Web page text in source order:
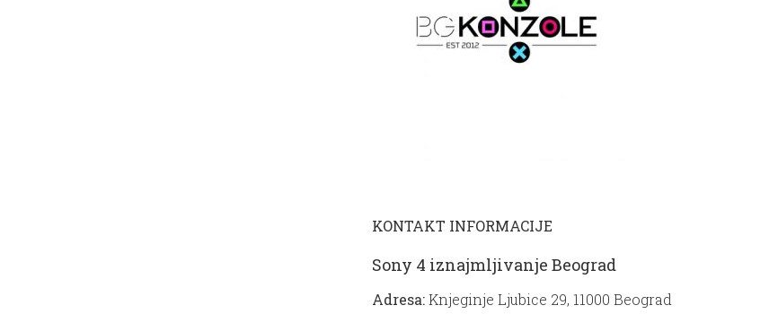
KONTAKT INFORMACIJE
Sony 4 iznajmljivanje Beograd
Adresa:Knjeginje Ljubice 29, 11000 Beograd